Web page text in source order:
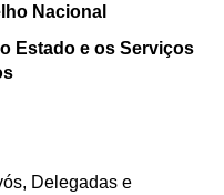
Nacional
Estado e os Serviços
Delegadas e